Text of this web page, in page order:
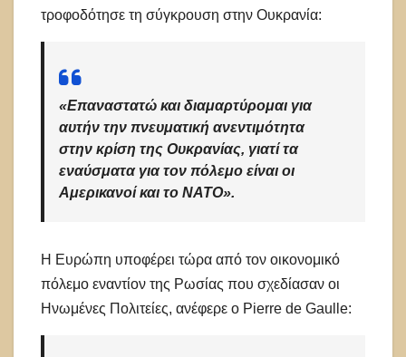
τροφοδότησε τη σύγκρουση στην Ουκρανία:
«Επαναστατώ και διαμαρτύρομαι για
αυτήν την πνευματική ανεντιμότητα
στην κρίση της Ουκρανίας, γιατί τα
εναύσματα για τον πόλεμο είναι οι
Αμερικανοί και το ΝΑΤΟ».
Η Ευρώπη υποφέρει τώρα από τον οικονομικό
πόλεμο εναντίον της Ρωσίας που σχεδίασαν οι
Ηνωμένες Πολιτείες, ανέφερε o Pierre de Gaulle: